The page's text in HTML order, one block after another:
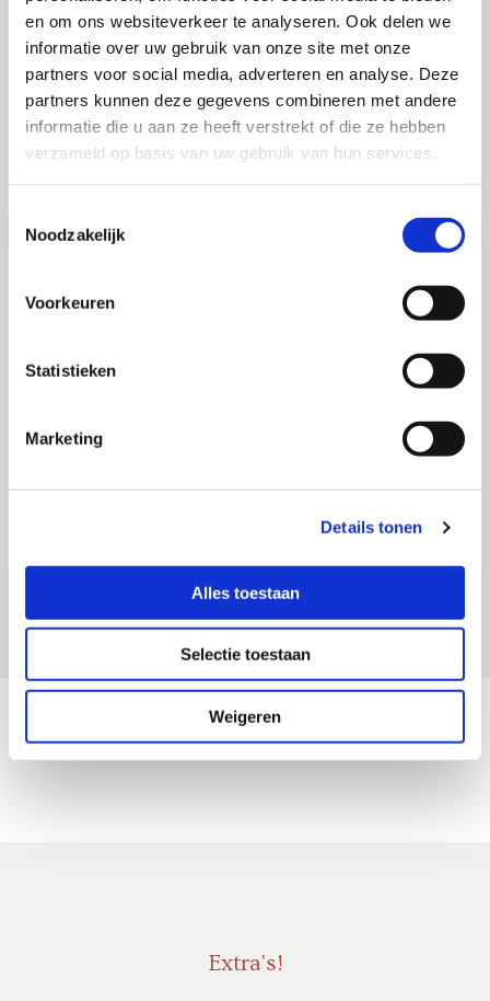
en om ons websiteverkeer te analyseren. Ook delen we
informatie over uw gebruik van onze site met onze
partners voor social media, adverteren en analyse. Deze
partners kunnen deze gegevens combineren met andere
informatie die u aan ze heeft verstrekt of die ze hebben
verzameld op basis van uw gebruik van hun services.
Noodzakelijk
Voorkeuren
Statistieken
Marketing
Details tonen
Alles toestaan
Selectie toestaan
Weigeren
30 rijlessen (60 minuten)
Niet mogelijk om in termijnen te betalen
100 gevaarherkenning animaties
Extra's!